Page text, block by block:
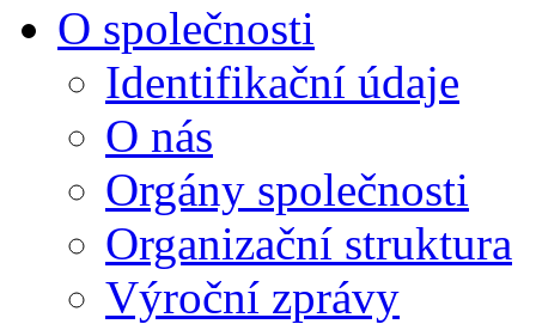
O společnosti
Identifikační údaje
O nás
Orgány společnosti
Organizační struktura
Výroční zprávy